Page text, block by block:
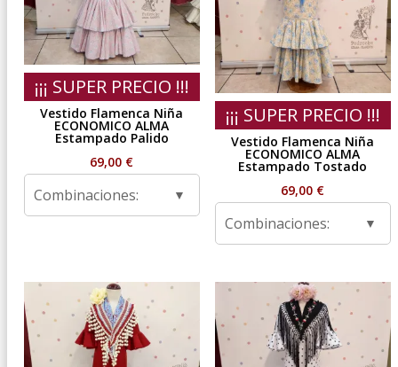
¡¡¡ SUPER PRECIO !!!
Vestido Flamenca Niña
ECONOMICO ALMA
Estampado Palido
69,00 €
Combinaciones:
¡¡¡ SUPER PRECIO !!!
Vestido Flamenca Niña
ECONOMICO ALMA
Estampado Tostado
69,00 €
Combinaciones: